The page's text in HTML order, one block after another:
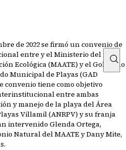
de 2022 se firmó un convenio de
entre y el Ministerio del
Ecológica (MAATE) y el Gobierno
Municipal de Playas (GAD
convenio tiene como objetivo
entre ambas
y manejo de la playa del Área
Villamil (ANRPV) y su franja
intervenido Glenda Ortega,
Natural del MAATE y Dany Mite,